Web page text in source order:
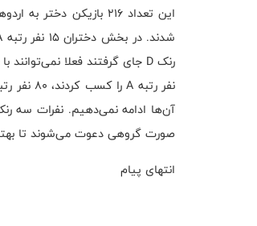
صورت گروهی دعوت می‌شوند تا
انتهای پیام